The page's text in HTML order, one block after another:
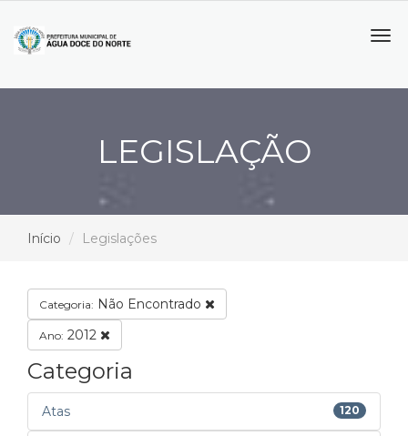
LEGISLAÇÃO
Início Legislações
Categoria: Não Encontrado
Ano: 2012
Categoria
Atas 120